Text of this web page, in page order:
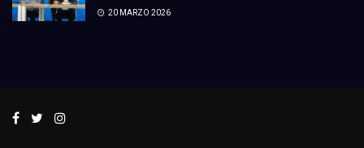
20 MARZO 2026